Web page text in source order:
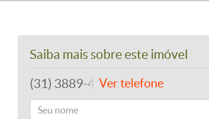
Saiba mais sobre este imóvel
(31) 3889-4765Ver telefone